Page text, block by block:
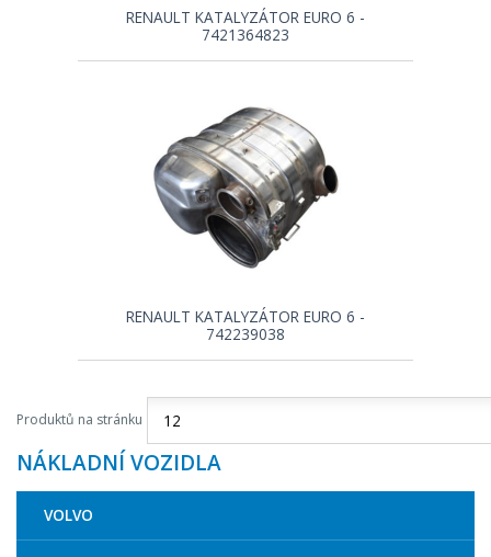
RENAULT KATALYZÁTOR EURO 6 -
7421364823
RENAULT KATALYZÁTOR EURO 6 -
742239038
Produktů na stránku
NÁKLADNÍ VOZIDLA
VOLVO